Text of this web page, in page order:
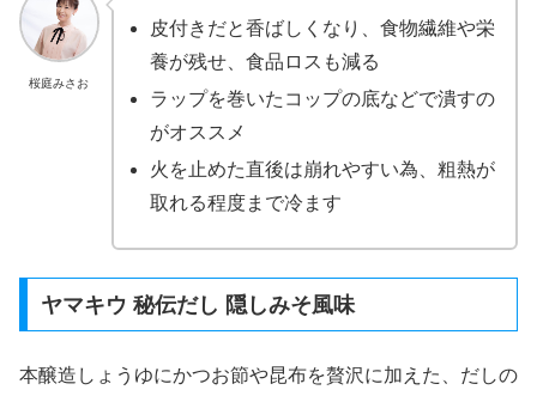
桜庭みさお
皮付きだと香ばしくなり、食物繊維や栄
養が残せ、食品ロスも減る
ラップを巻いたコップの底などで潰すの
がオススメ
火を止めた直後は崩れやすい為、粗熱が
取れる程度まで冷ます
ヤマキウ 秘伝だし 隠しみそ風味
本醸造しょうゆにかつお節や昆布を贅沢に加えた、だしの